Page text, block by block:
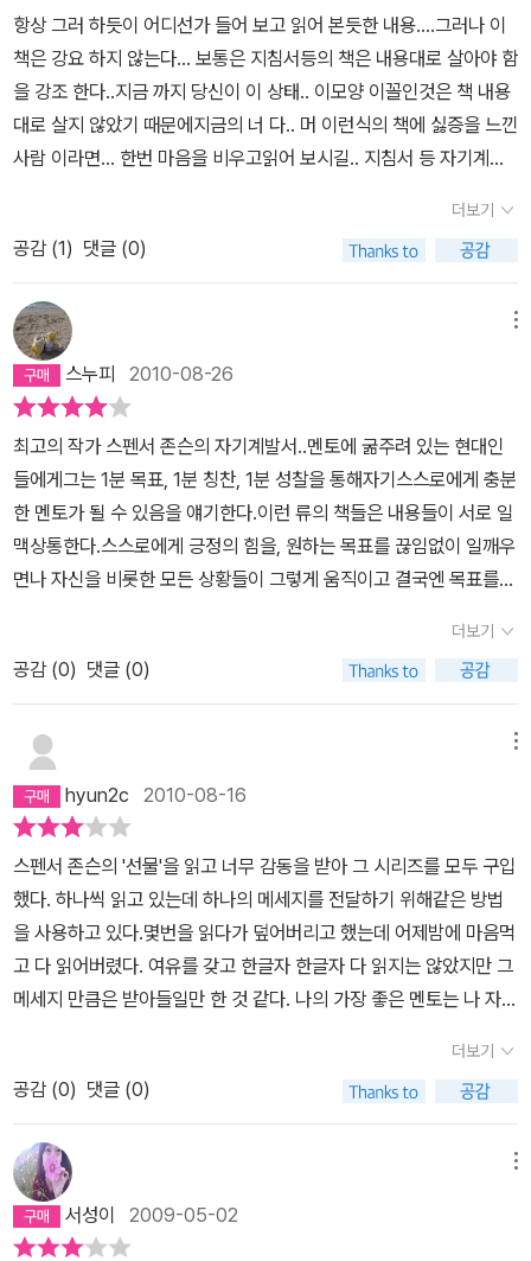
항상 그러 하듯이 어디선가 들어 보고 읽어 본듯한 내용....그러나 이
책은 강요 하지 않는다... 보통은 지침서등의 책은 내용대로 살아야 함
을 강조 한다..지금 까지 당신이 이 상태.. 이모양 이꼴인것은 책 내용
대로 살지 않았기 때문에지금의 너 다.. 머 이런식의 책에 싫증을 느낀
사람 이라면... 한번 마음을 비우고읽어 보시길.. 지침서 등 자기계발
더보기
공감 (1) 댓글 (0)
스누피 2010-08-26
최고의 작가 스펜서 존슨의 자기계발서..멘토에 굶주려 있는 현대인
들에게그는 1분 목표, 1분 칭찬, 1분 성찰을 통해자기스스로에게 충분
한 멘토가 될 수 있음을 얘기한다.이런 류의 책들은 내용들이 서로 일
맥상통한다.스스로에게 긍정의 힘을, 원하는 목표를 끊임없이 일깨우
면나 자신을 비롯한 모든 상황들이 그렇게 움직이고 결국엔 목표를
는 지식대로 행동하지 못한 이유때문이다.멋진 삶을 원한다면 아는대
로 행동하라.책 중간중간 주옥같은 명언들도 좋았다.^^
더보기
공감 (0) 댓글 (0)
hyun2c 2010-08-16
스펜서 존슨의 '선물'을 읽고 너무 감동을 받아 그 시리즈를 모두 구입
했다. 하나씩 읽고 있는데 하나의 메세지를 전달하기 위해같은 방법
을 사용하고 있다.몇번을 읽다가 덮어버리고 했는데 어제밤에 마음먹
고 다 읽어버렸다. 여유를 갖고 한글자 한글자 다 읽지는 않았지만 그
메세지 만큼은 받아들일만 한 것 같다. 나의 가장 좋은 멘토는 나 자신
더보기
공감 (0) 댓글 (0)
서성이 2009-05-02